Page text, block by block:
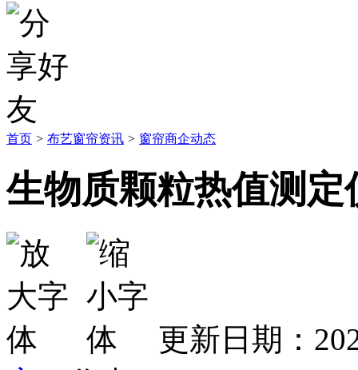
首页 > 布艺窗帘资讯 > 窗帘商企动态
生物质颗粒热值测
更新日期：